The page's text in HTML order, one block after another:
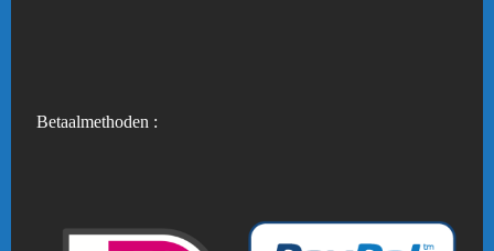
Betaalmethoden :